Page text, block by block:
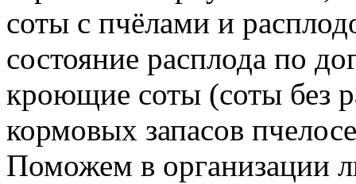
соты с пчёлами и
состояние расплода по
кроющие соты (соты без
кормовых запасов
Поможем в организации